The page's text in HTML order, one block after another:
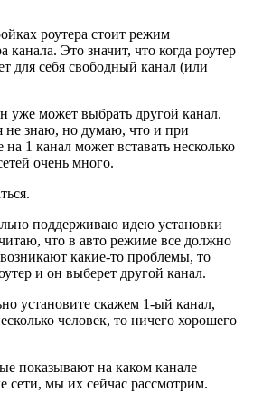
роутера стоит режим
канала. Это значит, что когда роутер
для себя свободный канал (или
уже может выбрать другой канал.
не знаю, но думаю, что и при
1 канал может вставать несколько
очень много.
поддерживаю идею установки
что в авто режиме все должно
какие-то проблемы, то
и он выберет другой канал.
установите скажем 1-ый канал,
человек, то ничего хорошего
показывают на каком канале
сети, мы их сейчас рассмотрим.